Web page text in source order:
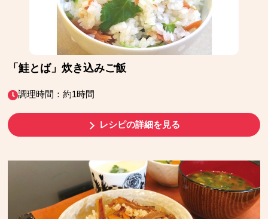
「鮭とば」炊き込みご飯
調理時間：約1時間
レシピの詳細を見る